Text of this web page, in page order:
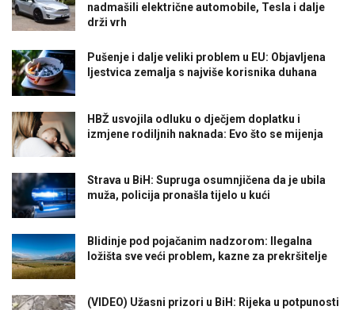
nadmašili električne automobile, Tesla i dalje
drži vrh
Pušenje i dalje veliki problem u EU: Objavljena
ljestvica zemalja s najviše korisnika duhana
HBŽ usvojila odluku o dječjem doplatku i
izmjene rodiljnih naknada: Evo što se mijenja
Strava u BiH: Supruga osumnjičena da je ubila
muža, policija pronašla tijelo u kući
Blidinje pod pojačanim nadzorom: Ilegalna
ložišta sve veći problem, kazne za prekršitelje
(VIDEO) Užasni prizori u BiH: Rijeka u potpunosti